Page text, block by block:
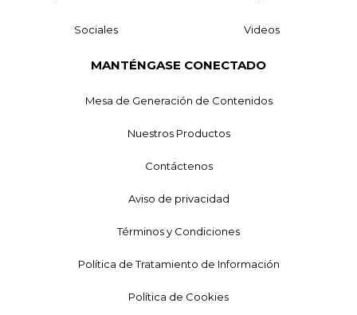
Sociales Videos
MANTÉNGASE CONECTADO
Mesa de Generación de Contenidos
Nuestros Productos
Contáctenos
Aviso de privacidad
Términos y Condiciones
Política de Tratamiento de Información
Política de Cookies